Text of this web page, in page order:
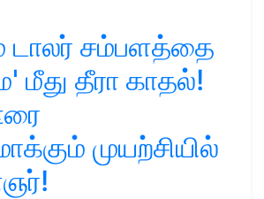
டாலர் சம்பளத்தை
மீது தீரா காதல்!
முயற்சியில்